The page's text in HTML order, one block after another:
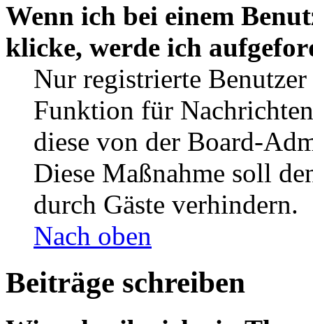
Wenn ich bei einem
klicke, werde ich
Nur registrierte
Funktion für
diese von der Board-
Diese Maßnahme soll
durch Gäste verhindern.
Nach oben
Beiträge schreiben